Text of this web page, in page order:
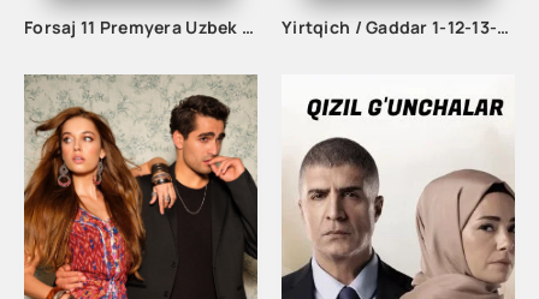
Forsaj 11 Premyera Uzbek tilida O'zbekcha 2025 tarjima kino Full HD skachat Yirtqich / Gaddar 1-12-13-14-15-16-17-18-19-20 Qism Turk seriali Barcha qismlar Uzbek tilida 2024 HD